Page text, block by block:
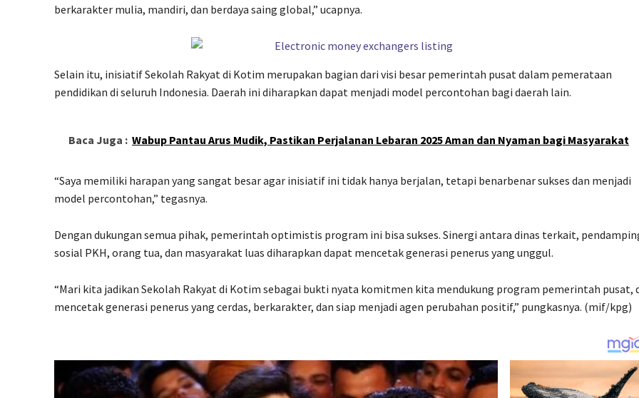
berkarakter mulia, mandiri, dan berdaya saing global,” ucapnya.
Selain itu, inisiatif Sekolah Rakyat di Kotim merupakan bagian dari visi besar pemerintah pusat dalam pemerataan
pendidikan di seluruh Indonesia. Daerah ini diharapkan dapat menjadi model percontohan bagi daerah lain.
Baca Juga : Wabup Pantau Arus Mudik, Pastikan Perjalanan Lebaran 2025 Aman dan Nyaman bagi Masyarakat
“Saya memiliki harapan yang sangat besar agar inisiatif ini tidak hanya berjalan, tetapi benarbenar sukses dan menjadi
model percontohan,” tegasnya.
Dengan dukungan semua pihak, pemerintah optimistis program ini bisa sukses. Sinergi antara dinas terkait,
sosial PKH, orang tua, dan masyarakat luas diharapkan dapat mencetak generasi penerus yang unggul.
“Mari kita jadikan Sekolah Rakyat di Kotim sebagai bukti nyata komitmen kita mendukung program pemerintah pusat,
mencetak generasi penerus yang cerdas, berkarakter, dan siap menjadi agen perubahan positif,” pungkasnya. (mif/kpg)